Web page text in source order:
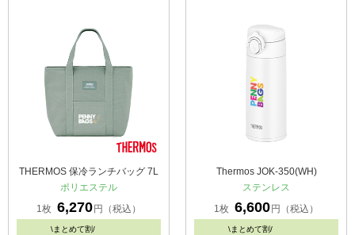
THERMOS 保冷ランチバッグ 7L
ポリエステル
1枚 6,270 円（税込）
\まとめて割/
Thermos JOK-350(WH)
ステンレス
1枚 6,600 円（税込）
\まとめて割/